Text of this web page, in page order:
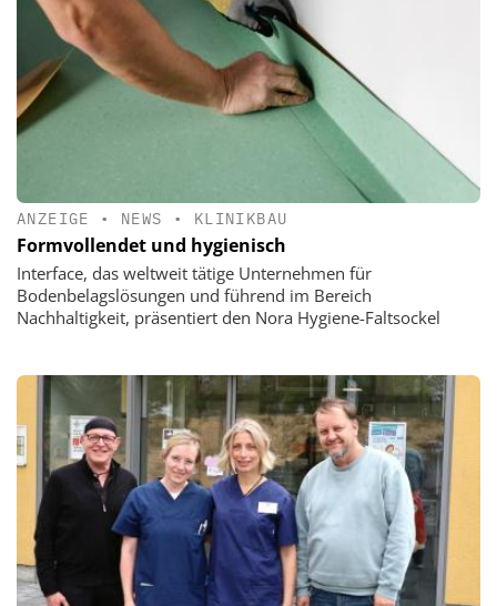
ANZEIGE • NEWS • KLINIKBAU
Formvollendet und hygienisch
Interface, das weltweit tätige Unternehmen für
Bodenbelagslösungen und führend im Bereich
Nachhaltigkeit, präsentiert den Nora Hygiene-Faltsockel